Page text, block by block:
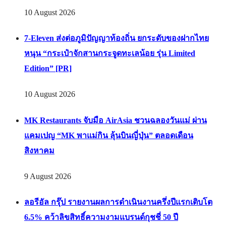
10 August 2026
7-Eleven ส่งต่อภูมิปัญญาท้องถิ่น ยกระดับของฝากไทย
หนุน “กระเป๋าจักสานกระจูดทะเลน้อย รุ่น Limited
Edition” [PR]
10 August 2026
MK Restaurants จับมือ AirAsia ชวนฉลองวันแม่ ผ่าน
แคมเปญ “MK พาแม่กิน ลุ้นบินญี่ปุ่น” ตลอดเดือน
สิงหาคม
9 August 2026
ลอรีอัล กรุ๊ป รายงานผลการดำเนินงานครึ่งปีแรกเติบโต
6.5% คว้าลิขสิทธิ์ความงามแบรนด์กุชชี่ 50 ปี